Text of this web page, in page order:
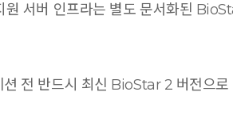
원 서버 인프라는 별도 문서화된
전 반드시 최신 BioStar 2 버전으로